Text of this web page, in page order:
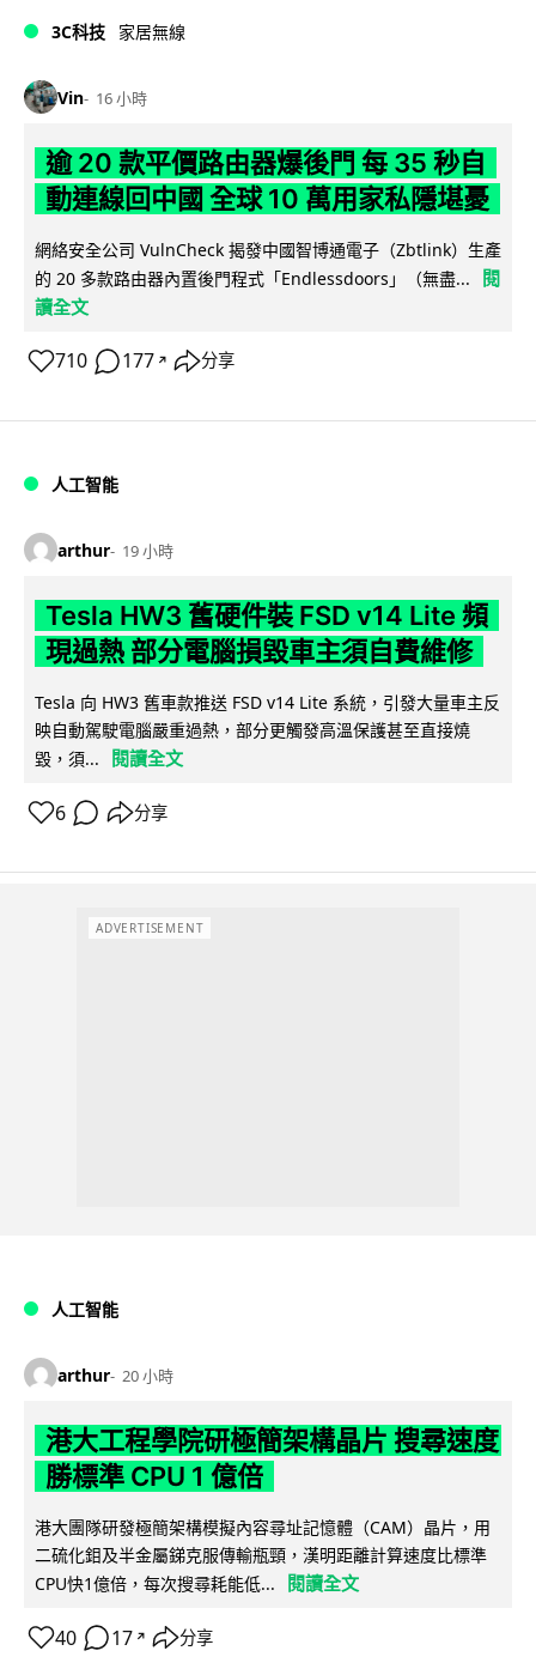
3C科技 家居無線
Vin 16 小時
逾 20 款平價路由器爆後門 每 35 秒自
動連線回中國 全球 10 萬用家私隱堪憂
網絡安全公司 VulnCheck 揭發中國智博通電子（Zbtlink）生產
的 20 多款路由器內置後門程式「Endlessdoors」（無盡...
閱
讀全文
710 177 ↗ 分享
人工智能
arthur 19 小時
Tesla HW3 舊硬件裝 FSD v14 Lite 頻
現過熱 部分電腦損毀車主須自費維修
Tesla 向 HW3 舊車款推送 FSD v14 Lite 系統，引發大量車主反
映自動駕駛電腦嚴重過熱，部分更觸發高溫保護甚至直接燒
毀，須...
閱讀全文
6 分享
ADVERTISEMENT
人工智能
arthur 20 小時
港大工程學院研極簡架構晶片 搜尋速度
勝標準 CPU 1 億倍
港大團隊研發極簡架構模擬內容尋址記憶體（CAM）晶片，用
二硫化鉬及半金屬銻克服傳輸瓶頸，漢明距離計算速度比標準
CPU快1億倍，每次搜尋耗能低...
閱讀全文
40 17 ↗ 分享